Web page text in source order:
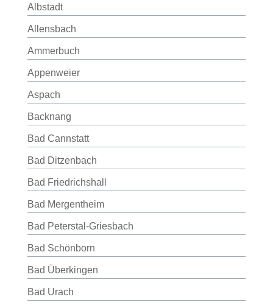
Albstadt
Allensbach
Ammerbuch
Appenweier
Aspach
Backnang
Bad Cannstatt
Bad Ditzenbach
Bad Friedrichshall
Bad Mergentheim
Bad Peterstal-Griesbach
Bad Schönborn
Bad Überkingen
Bad Urach